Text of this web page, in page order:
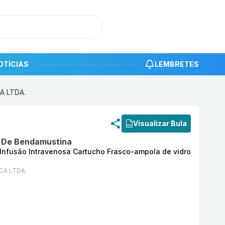
LEMBRETES
LTDA.
Visualizar Bula
Bendamustina
Intravenosa Cartucho Frasco-ampola de vidro
LTDA.